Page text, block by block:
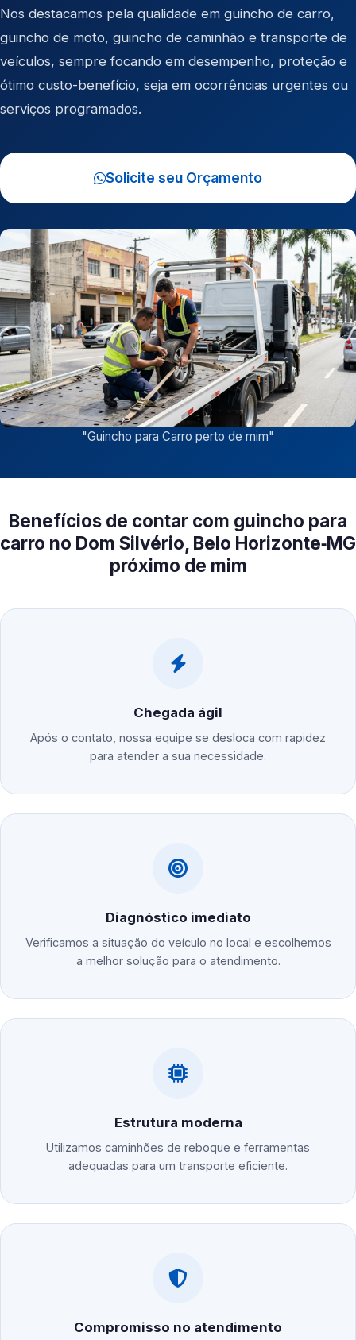
Nos destacamos pela qualidade em guincho de carro,
guincho de moto, guincho de caminhão e transporte de
veículos, sempre focando em desempenho, proteção e
ótimo custo-benefício, seja em ocorrências urgentes ou
serviços programados.
Solicite seu Orçamento
"Guincho para Carro perto de mim"
Benefícios de contar com guincho para
carro no Dom Silvério, Belo Horizonte‑MG
próximo de mim
Chegada ágil
Após o contato, nossa equipe se desloca com rapidez
para atender a sua necessidade.
Diagnóstico imediato
Verificamos a situação do veículo no local e escolhemos
a melhor solução para o atendimento.
Estrutura moderna
Utilizamos caminhões de reboque e ferramentas
adequadas para um transporte eficiente.
Compromisso no atendimento